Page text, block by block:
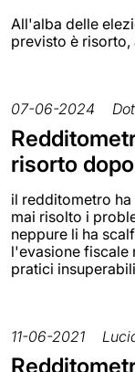
All'alba delle
previsto è
07-06-2024
risorto
il redditometro
mai risolto i
neppure li ha
l'evasione fiscale
pratici insuperabili
11-06-2021